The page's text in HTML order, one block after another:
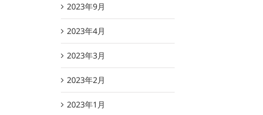
2023年9月
2023年4月
2023年3月
2023年2月
2023年1月